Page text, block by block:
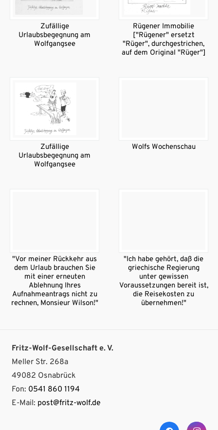
Zufällige
Urlaubsbegegnung am
Wolfgangsee
Rügener Immobilie
["Rügener" ersetzt
"Rüger", durchgestrichen,
auf dem Original "Rüger"]
Zufällige
Urlaubsbegegnung am
Wolfgangsee
Wolfs Wochenschau
"Vor meiner Rückkehr aus
dem Urlaub brauchen Sie
mit einer erneuten
Ablehnung Ihres
Aufnahmeantrags nicht zu
rechnen, Monsieur Wilson!"
"Ich habe gehört, daß die
griechische Regierung
unter gewissen
Voraussetzungen bereit ist,
die Reisekosten zu
übernehmen!"
Fritz-Wolf-Gesellschaft e. V.
Meller Str. 268a
49082 Osnabrück
Fon: 0541 860 1194
E-Mail: post@fritz-wolf.de